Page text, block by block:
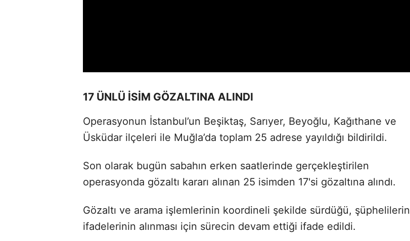
17 ÜNLÜ İSİM GÖZALTINA ALINDI
Operasyonun İstanbul’un Beşiktaş, Sarıyer, Beyoğlu, Kağıthane ve
Üsküdar ilçeleri ile Muğla’da toplam 25 adrese yayıldığı bildirildi.
Son olarak bugün sabahın erken saatlerinde gerçekleştirilen
operasyonda gözaltı kararı alınan 25 isimden 17'si gözaltına alındı.
Gözaltı ve arama işlemlerinin koordineli şekilde sürdüğü, şüphelilerin
ifadelerinin alınması için sürecin devam ettiği ifade edildi.